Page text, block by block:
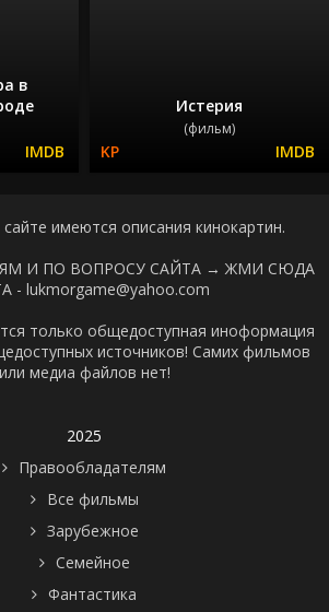
в
Истерия
(фильм)
имеются описания кинокартин.
И ПО ВОПРОСУ САЙТА → ЖМИ СЮДА
- lukmorgame@yahoo.com
только общедоступная иноформация
источников! Самих фильмов
или медиа файлов нет!
2025
Правообладателям
Все фильмы
Зарубежное
Семейное
Фантастика